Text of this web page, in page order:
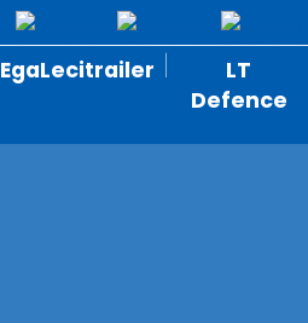
EgaLecitrailer
LT
Defence